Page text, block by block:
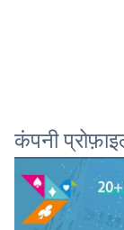
कंपनी